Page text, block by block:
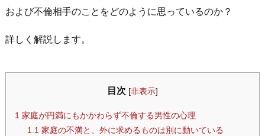
および不倫相手のことをどのように思っているのか？
詳しく解説します。
目次 [非表示]
1 家庭が円満にもかかわらず不倫する男性の心理
1.1 家庭の不満と、外に求めるものは別に動いている